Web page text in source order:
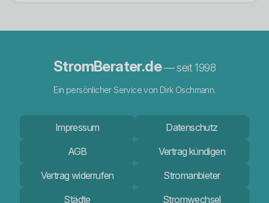
StromBerater.de— seit 1998
Ein persönlicher Service von Dirk Oschmann.
Impressum
Datenschutz
AGB
Vertrag kündigen
Vertrag widerrufen
Stromanbieter
Städte
Stromwechsel